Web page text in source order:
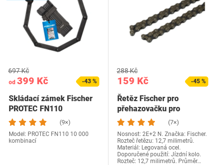
od 399 Kč
697 Kč
-43 %
Skládací zámek Fischer
PROTEC FN110
(9×)
Model: PROTEC FN110 10 000
kombinací
159 Kč
288 Kč
-45 %
Řetěz Fischer pro
přehazovačku pro
dospělé 6-8 rychlostí…
(7×)
Nosnost: 2E+2 N. Značka: Fischer.
Rozteč řetězu: 12,7 milimetrů.
Materiál: Legovaná ocel.
Doporučené použití: Jízdní kolo.
Rozteč: 12,7 milimetrů. Průměr…